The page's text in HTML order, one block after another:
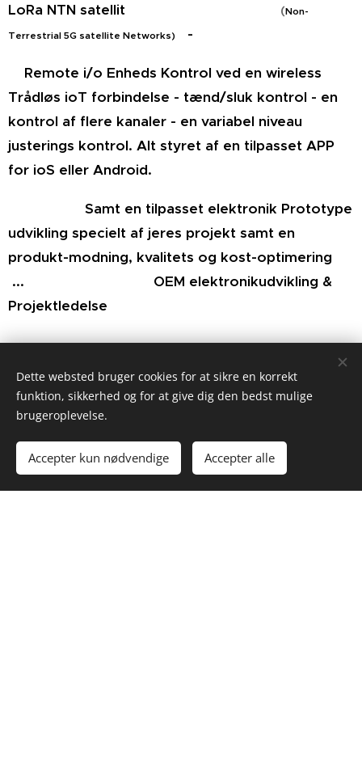
LoRa NTN satellit
(Non-
Terrestrial 5G satellite Networks)
-
Remote i/o Enheds Kontrol ved en wireless
Trådløs ioT forbindelse - tænd/sluk kontrol - en
kontrol af flere kanaler - en variabel niveau
justerings kontrol. Alt styret af en tilpasset APP
for ioS eller Android.
Samt en tilpasset elektronik Prototype
udvikling specielt af jeres projekt samt en
produkt-modning, kvalitets og kost-optimering
... OEM elektronikudvikling &
Projektledelse
Lav din egen hjemmeside gratis! Kom i gang
Dette websted bruger cookies for at sikre en korrekt
funktion, sikkerhed og for at give dig den bedst mulige
brugeroplevelse.
Accepter kun nødvendige Accepter alle